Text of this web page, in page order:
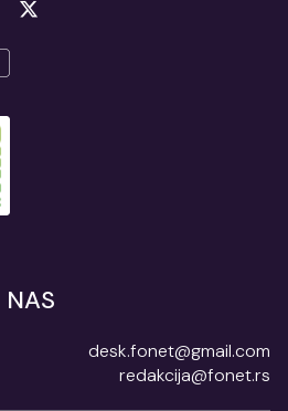
NAS
desk.fonet@gmail.com
redakcija@fonet.rs